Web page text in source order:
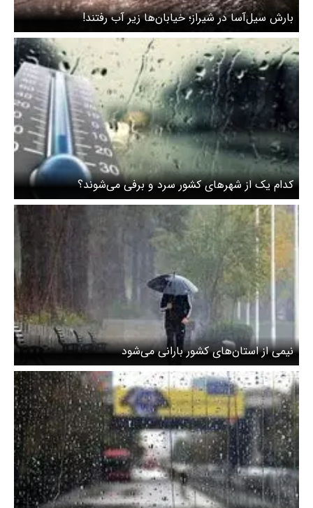
بارش سیل‌آسا در شیراز؛ خیابان‌ها زیر آب رفتند!
کدام یک از شهرهای کشور سرد و برفی می‌شوند؟
نیمی از استان‌های کشور بارانی می‌شود